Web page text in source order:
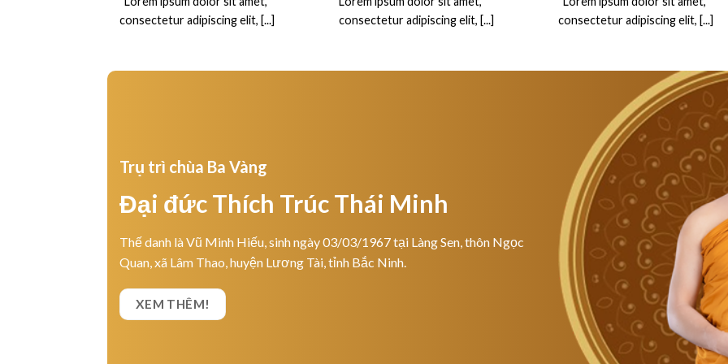
consectetur adipiscing elit, [...]
consectetur adipiscing elit, [...]
consectetur adipiscing elit, [...]
Trụ trì chùa Ba Vàng
Đại đức Thích Trúc Thái Minh
Thế danh là Vũ Minh Hiếu, sinh ngày 03/03/1967 tại Làng Sen, thôn Ngọc
Quan, xã Lâm Thao, huyện Lương Tài, tỉnh Bắc Ninh.
XEM THÊM!